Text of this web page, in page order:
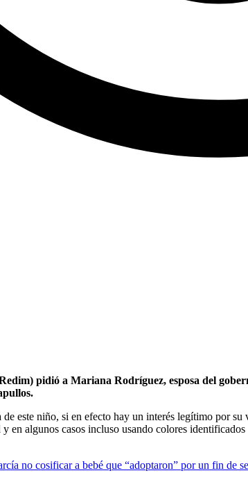
pidió a Mariana Rodríguez, esposa del
este niño, si en efecto hay un interés legítimo por
en algunos casos incluso usando colores